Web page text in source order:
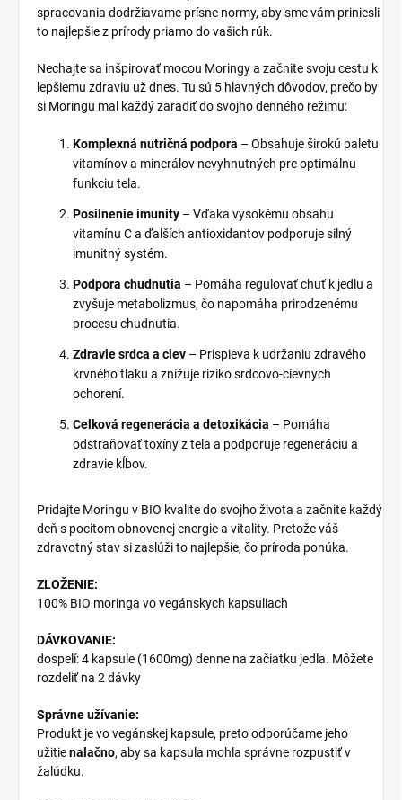
spracovania dodržiavame prísne normy, aby sme vám priniesli
to najlepšie z prírody priamo do vašich rúk.
Nechajte sa inšpirovať mocou Moringy a začnite svoju cestu k
lepšiemu zdraviu už dnes. Tu sú 5 hlavných dôvodov, prečo by
si Moringu mal každý zaradiť do svojho denného režimu:
Komplexná nutričná podpora – Obsahuje širokú paletu
vitamínov a minerálov nevyhnutných pre optimálnu
funkciu tela.
Posilnenie imunity – Vďaka vysokému obsahu
vitamínu C a ďalších antioxidantov podporuje silný
imunitný systém.
Podpora chudnutia – Pomáha regulovať chuť k jedlu a
zvyšuje metabolizmus, čo napomáha prirodzenému
procesu chudnutia.
Zdravie srdca a ciev – Prispieva k udržaniu zdravého
krvného tlaku a znižuje riziko srdcovo-cievnych
ochorení.
Celková regenerácia a detoxikácia – Pomáha
odstraňovať toxíny z tela a podporuje regeneráciu a
zdravie kĺbov.
Pridajte Moringu v BIO kvalite do svojho života a začnite každý
deň s pocitom obnovenej energie a vitality. Pretože váš
zdravotný stav si zaslúži to najlepšie, čo príroda ponúka.
ZLOŽENIE:
100% BIO moringa vo vegánskych kapsuliach
DÁVKOVANIE:
dospelí: 4 kapsule (1600mg) denne na začiatku jedla. Môžete
rozdeliť na 2 dávky
Správne užívanie:
Produkt je vo vegánskej kapsule, preto odporúčame jeho
užitienalačno, aby sa kapsula mohla správne rozpustiť v
žalúdku.